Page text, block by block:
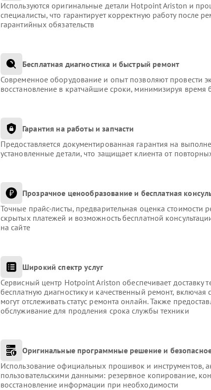
Используются оригинальные детали Hotpoint Ariston и
специалисты, что гарантирует корректную работу после
гарантийных обязательств
Бесплатная диагностика и быстрый ремонт
Современное оборудование и опыт позволяют провести
восстановление в кратчайшие сроки, минимизируя время
Гарантия на работы и запчасти
Предоставляется документированная гарантия на
установленные детали, что защищает клиента от
Прозрачное ценообразование и бесплатная
Точные прайс-листы, предварительная оценка стоимости
скрытых платежей и возможность бесплатной
на сайте
Широкий спектр услуг
Сервисный центр Hotpoint Ariston обеспечивает доставку
бесплатную диагностику и качественный ремонт,
могут отслеживать статус ремонта онлайн. Также
обслуживание для продления срока службы техники
Оригинальные программные решение и
Использование официальных прошивок и инструментов,
пользовательскими данными: резервное копирование,
восстановление информации при необходимости